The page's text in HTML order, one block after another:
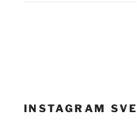
INSTAGRAM